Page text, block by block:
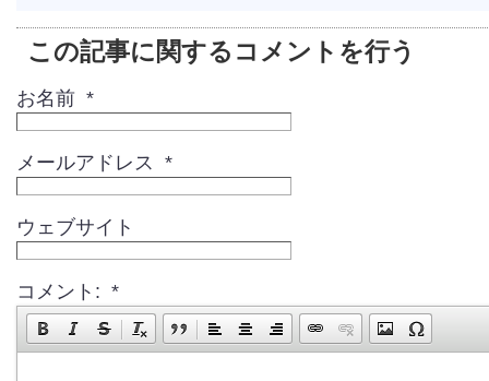
この記事に関するコメントを行う
お名前 *
メールアドレス *
ウェブサイト
コメント: *